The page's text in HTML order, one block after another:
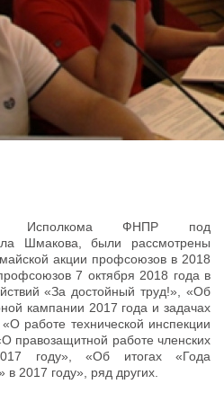
Исполкома ФНПР под
Шмакова, были рассмотрены
акции профсоюзов в 2018
7 октября 2018 года в
«За достойный труд!», «Об
кампании 2017 года и задачах
работе технической инспекции
правозащитной работе членских
году», «Об итогах «Года
2017 году», ряд других.